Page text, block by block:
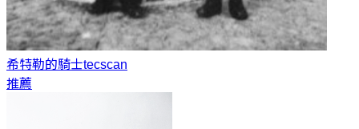
希特勒的騎士tecscan
推薦